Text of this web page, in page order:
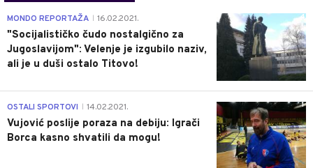
4
MONDO REPORTAŽA 16.02.2021.
"Socijalističko čudo nostalgično za
Jugoslavijom": Velenje je izgubilo naziv,
ali je u duši ostalo Titovo!
1
OSTALI SPORTOVI 14.02.2021.
Vujović poslije poraza na debiju: Igrači
Borca kasno shvatili da mogu!